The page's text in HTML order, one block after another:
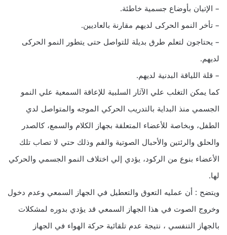
– الإتيان بأوضاع جسمية خاطئة.
– تأخر النمو الحركى لديهم مقارنة بالعاديين.
– يحتاجون لتعلم طرق بديلة للتواصل حتى يتطور النمو الحركى
لديهم.
– قلة اللياقة البدنية لديهم.
كما يمكن التغلب علي الآثار السلبية للإعاقة السمعية علي النمو
الجسمي منذ البداية بالتدريب الحركي الموجه والمتواصل لدي
الطفل، وبخاصة للأعضاء المتعلقة بجهاز الكلام والسمع، كالصدر
والحلق والرئتين والأحبال الصوتية والفم وذلك حتي لا تصاب تلك
الأعضاء بنوع من الركود، يؤدي إلي اختلاف النمو الجسمي والحركي
لها.
ويتضح : أن عمليه التعوق والتعطيل في الجهاز السمعي وعدم دخول
وخروج الصوت في هذا الجهاز السمعي قد يؤدي بدوره لمشكلات
بالجهاز التنفسي ، نتيجة عدم تلقائية حركة الهواء في الجهاز